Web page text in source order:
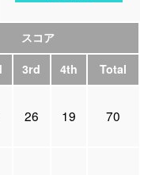
スコア
3rd 4th Total
26 19 70